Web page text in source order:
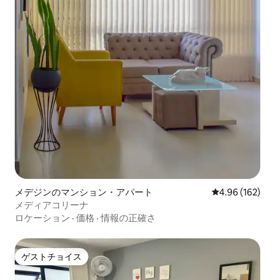
メデジンのマンション・アパート レビュー162
4.96 (162)
メディアコリーナ
ロケーション · 価格 ·情報の正確さ
ゲストチョイス
ゲストチョイス